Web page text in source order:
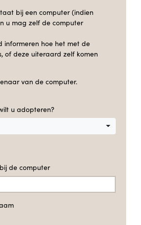
bij een computer (indien
u mag zelf de computer
informeren hoe het met de
of deze uiteraard zelf komen
van de computer.
u adopteren?
de computer